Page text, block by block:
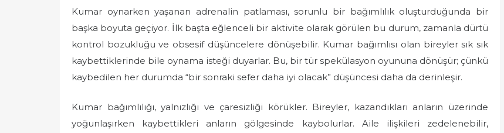
Kumar oynarken yaşanan adrenalin patlaması, sorunlu bir bağımlılık oluşturduğunda bir
başka boyuta geçiyor. İlk başta eğlenceli bir aktivite olarak görülen bu durum, zamanla dürtü
kontrol bozukluğu ve obsesif düşüncelere dönüşebilir. Kumar bağımlısı olan bireyler sık sık
kaybettiklerinde bile oynama isteği duyarlar. Bu, bir tür spekülasyon oyununa dönüşür; çünkü
kaybedilen her durumda “bir sonraki sefer daha iyi olacak” düşüncesi daha da derinleşir.
Kumar bağımlılığı, yalnızlığı ve çaresizliği körükler. Bireyler, kazandıkları anların üzerinde
yoğunlaşırken kaybettikleri anların gölgesinde kaybolurlar. Aile ilişkileri zedelenebilir,